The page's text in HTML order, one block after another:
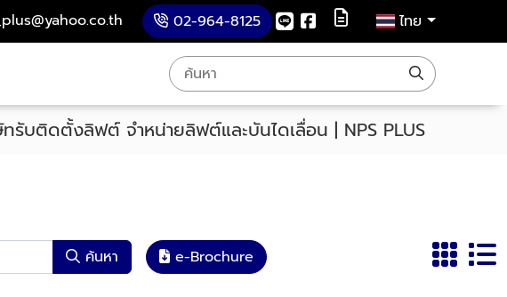
02-964-8125 ไทย
รับติดตั้งลิฟต์ จำหน่ายลิฟต์และบันไดเลื่อน | NPS PLUS
ค้นหา e-Brochure